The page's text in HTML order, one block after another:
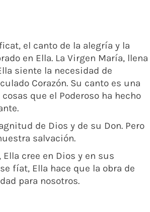
el canto de la alegría y la
en Ella. La Virgen María, llena
siente la necesidad de
Corazón. Su canto es una
que el Poderoso ha hecho
de Dios y de su Don. Pero
salvación.
cree en Dios y en sus
fíat, Ella hace que la obra de
para nosotros.